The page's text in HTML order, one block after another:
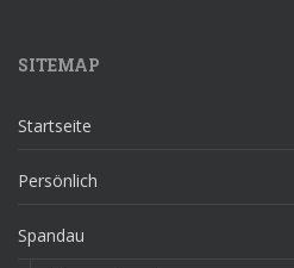
SITEMAP
Startseite
Persönlich
Spandau